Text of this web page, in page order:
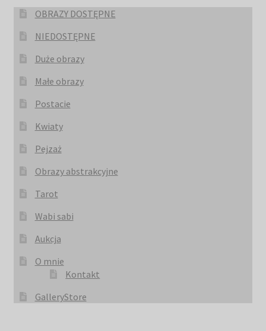
OBRAZY DOSTĘPNE
NIEDOSTĘPNE
Duże obrazy
Małe obrazy
Postacie
Kwiaty
Pejzaż
Obrazy abstrakcyjne
Tarot
Wabi sabi
Aukcja
O mnie
Kontakt
GalleryStore